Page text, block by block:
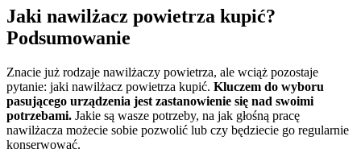
Jaki nawilżacz powietrza kupić?
Podsumowanie
Znacie już rodzaje nawilżaczy powietrza, ale wciąż pozostaje
pytanie: jaki nawilżacz powietrza kupić. Kluczem do wyboru
pasującego urządzenia jest zastanowienie się nad swoimi
potrzebami. Jakie są wasze potrzeby, na jak głośną pracę
nawilżacza możecie sobie pozwolić lub czy będziecie go regularnie
konserwować.